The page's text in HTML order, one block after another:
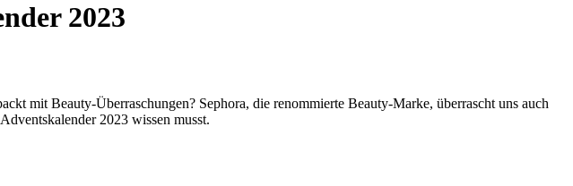
2023
mit Beauty-Überraschungen? Sephora, die renommierte Beauty-Marke, überrascht uns auch
2023 wissen musst.